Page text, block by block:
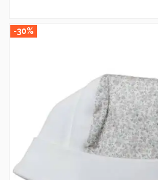
-30%